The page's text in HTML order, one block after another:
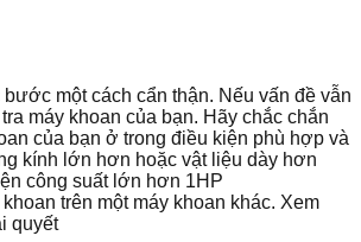
một cách cẩn thận. Nếu vấn đề vẫn
máy khoan của bạn. Hãy chắc chắn
của bạn ở trong điều kiện phù hợp và
kính lớn hơn hoặc vật liệu dày hơn
công suất lớn hơn 1HP
trên một máy khoan khác. Xem
quyết